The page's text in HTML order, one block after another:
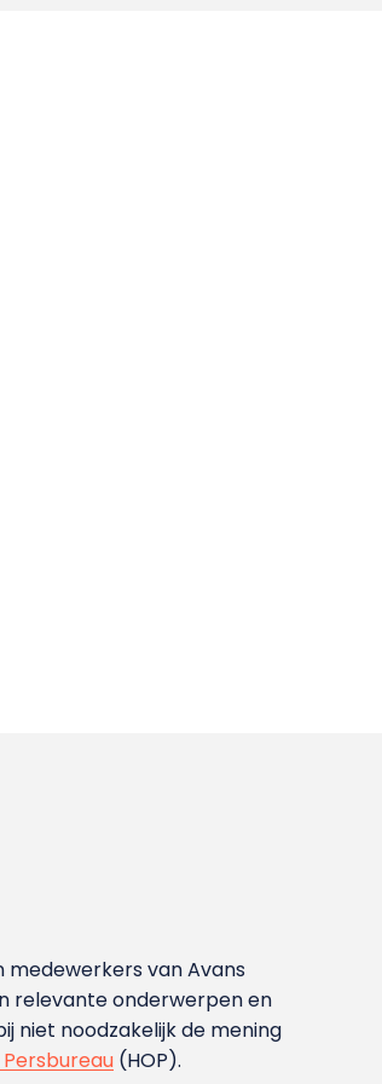
van Avans
relevante onderwerpen en
niet noodzakelijk de mening
(HOP).